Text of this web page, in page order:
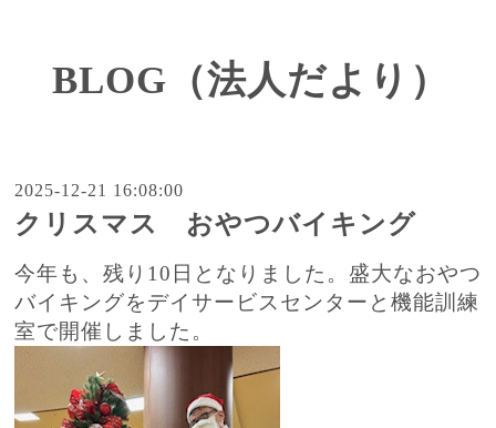
BLOG（法人だより）
2025-12-21 16:08:00
クリスマス おやつバイキング
今年も、残り10日となりました。盛大なおやつ
バイキングをデイサービスセンターと機能訓練
室で開催しました。